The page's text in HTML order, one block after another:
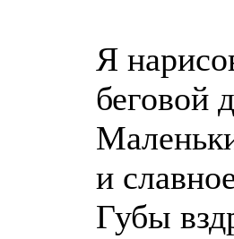
Я
беговой
и
Губы